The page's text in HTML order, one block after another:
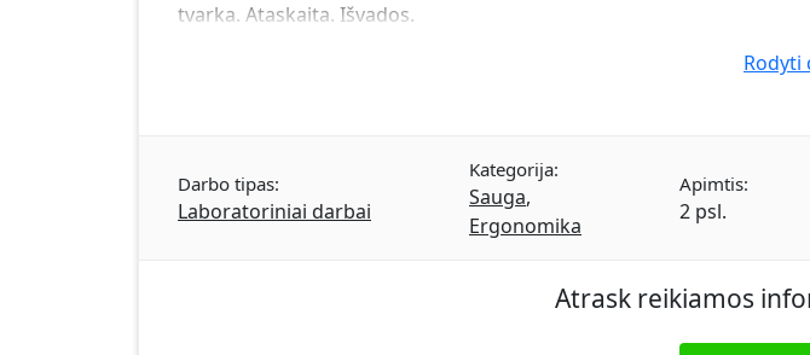
tvarka. Ataskaita. Išvados.
Rodyti
Darbo tipas:
Laboratoriniai darbai
Kategorija:
Sauga,
Ergonomika
Apimtis:
2 psl.
Atrask reikiamos